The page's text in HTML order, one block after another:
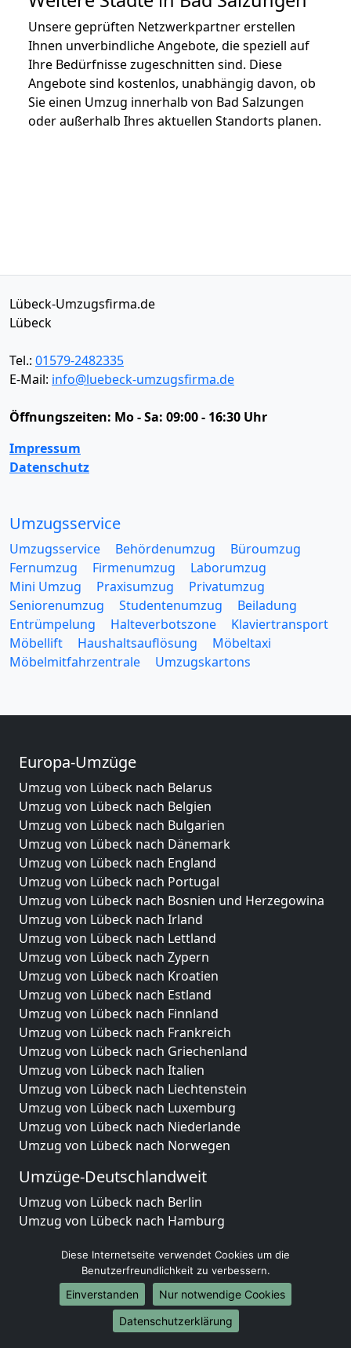
Unsere geprüften Netzwerkpartner erstellen
Ihnen unverbindliche Angebote, die speziell auf
Ihre Bedürfnisse zugeschnitten sind. Diese
Angebote sind kostenlos, unabhängig davon, ob
Sie einen Umzug innerhalb von Bad Salzungen
oder außerhalb Ihres aktuellen Standorts planen.
Lübeck-Umzugsfirma.de
Lübeck
Tel.: 01579-2482335
E-Mail: info@luebeck-umzugsfirma.de
Öffnungszeiten: Mo - Sa: 09:00 - 16:30 Uhr
Impressum
Datenschutz
Umzugsservice
Umzugsservice Behördenumzug
Büroumzug
Fernumzug
Firmenumzug
Laborumzug
Mini Umzug
Praxisumzug
Privatumzug
Seniorenumzug
Studentenumzug
Beiladung
Entrümpelung
Halteverbotszone
Klaviertransport
Möbellift
Haushaltsauflösung
Möbeltaxi
Möbelmitfahrzentrale
Umzugskartons
Europa-Umzüge
Umzug von Lübeck nach Belarus
Umzug von Lübeck nach Belgien
Umzug von Lübeck nach Bulgarien
Umzug von Lübeck nach Dänemark
Umzug von Lübeck nach England
Umzug von Lübeck nach Portugal
Umzug von Lübeck nach Bosnien und Herzegowina
Umzug von Lübeck nach Irland
Umzug von Lübeck nach Lettland
Umzug von Lübeck nach Zypern
Umzug von Lübeck nach Kroatien
Umzug von Lübeck nach Estland
Umzug von Lübeck nach Finnland
Umzug von Lübeck nach Frankreich
Umzug von Lübeck nach Griechenland
Umzug von Lübeck nach Italien
Umzug von Lübeck nach Liechtenstein
Umzug von Lübeck nach Luxemburg
Umzug von Lübeck nach Niederlande
Umzug von Lübeck nach Norwegen
Umzüge-Deutschlandweit
Umzug von Lübeck nach Berlin
Umzug von Lübeck nach Hamburg
Umzug von Lübeck nach Köln
Umzug von Lübeck nach Frankfurt am Main
Umzug von Lübeck nach Stuttgart
Umzug von Lübeck nach Düsseldorf
Umzug von Lübeck nach Leipzig
Diese Internetseite verwendet Cookies um die
Benutzerfreundlichkeit zu verbessern.
Einverstanden
Nur notwendige Cookies
Datenschutzerklärung